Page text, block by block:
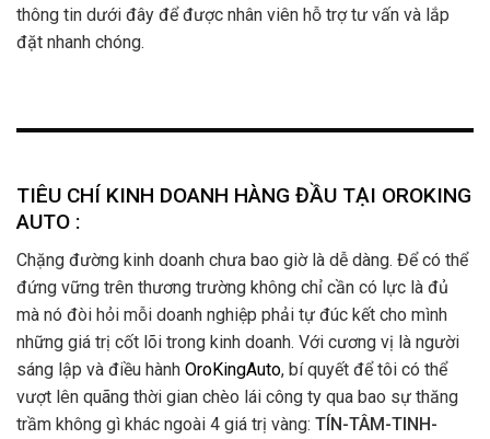
thông tin dưới đây để được nhân viên hỗ trợ tư vấn và lắp
đặt nhanh chóng.
TIÊU CHÍ KINH DOANH HÀNG ĐẦU TẠI OROKING
AUTO :
Chặng đường kinh doanh chưa bao giờ là dễ dàng. Để có thể
đứng vững trên thương trường không chỉ cần có lực là đủ
mà nó đòi hỏi mỗi doanh nghiệp phải tự đúc kết cho mình
những giá trị cốt lõi trong kinh doanh. Với cương vị là người
sáng lập và điều hành OroKingAuto, bí quyết để tôi có thể
vượt lên quãng thời gian chèo lái công ty qua bao sự thăng
trầm không gì khác ngoài 4 giá trị vàng: TÍN-TÂM-TINH-